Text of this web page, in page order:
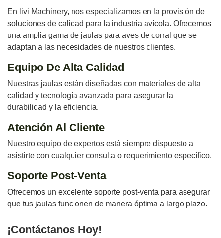
En livi Machinery, nos especializamos en la provisión de
soluciones de calidad para la industria avícola. Ofrecemos
una amplia gama de jaulas para aves de corral que se
adaptan a las necesidades de nuestros clientes.
Equipo De Alta Calidad
Nuestras jaulas están diseñadas con materiales de alta
calidad y tecnología avanzada para asegurar la
durabilidad y la eficiencia.
Atención Al Cliente
Nuestro equipo de expertos está siempre dispuesto a
asistirte con cualquier consulta o requerimiento específico.
Soporte Post-Venta
Ofrecemos un excelente soporte post-venta para asegurar
que tus jaulas funcionen de manera óptima a largo plazo.
¡Contáctanos Hoy!